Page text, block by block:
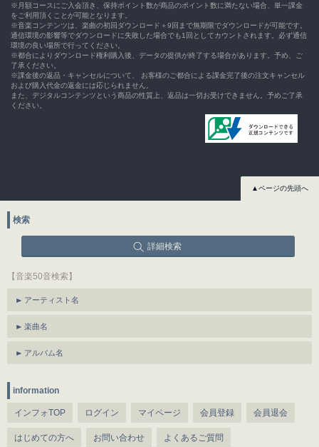
※月額コースにご入会頂き、保持ポイント数が商品のポイント数に満たない場合、単一課金
をご利用頂くことが可能となります。
※音楽コンテンツは、楽曲の初回ダウンロード＋9回まで無期限でダウンロードが可能です。
通信環境の影響等でダウンロードに失敗した場合でも1回としてカウントされます。必ず通信
環境の良い場所で行ってください。
※都合によりダウンロード権利購入後、データの提供が終了する場合があります。予め、ご
了承ください。
※課金後の返品・キャンセルについて、 お客様のご都合による課金完了後の注文キャンセル
および購入代金の返金には応じられません。
また、デジタルコンテンツという商品の性質上、返品は一切お受けできません。予めご了承
ください。
▲ページの先頭へ
検索
詳細検索
【音楽50音検索】
アーティスト名
楽曲名
アルバム名
information
インフォTOP ログイン マイページ 会員登録 会員退会
はじめての方へ お問い合わせ よくあるご質問